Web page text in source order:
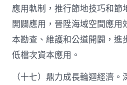
應用軌制，推行節地技巧和節
開闢應用，晉陞海域空間應用
本勘查、維護和公道開闢，進
低檔次資本應用。
（十七）鼎力成長輪迴經濟